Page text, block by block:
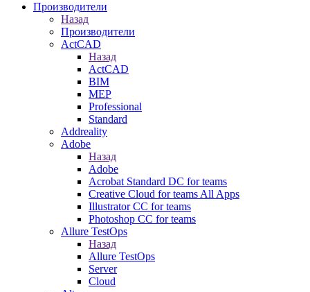
Производители
Назад
Производители
ActCAD
Назад
ActCAD
BIM
MEP
Professional
Standard
Addreality
Adobe
Назад
Adobe
Acrobat Standard DC for teams
Creative Cloud for teams All Apps
Illustrator CC for teams
Photoshop CC for teams
Allure TestOps
Назад
Allure TestOps
Server
Cloud